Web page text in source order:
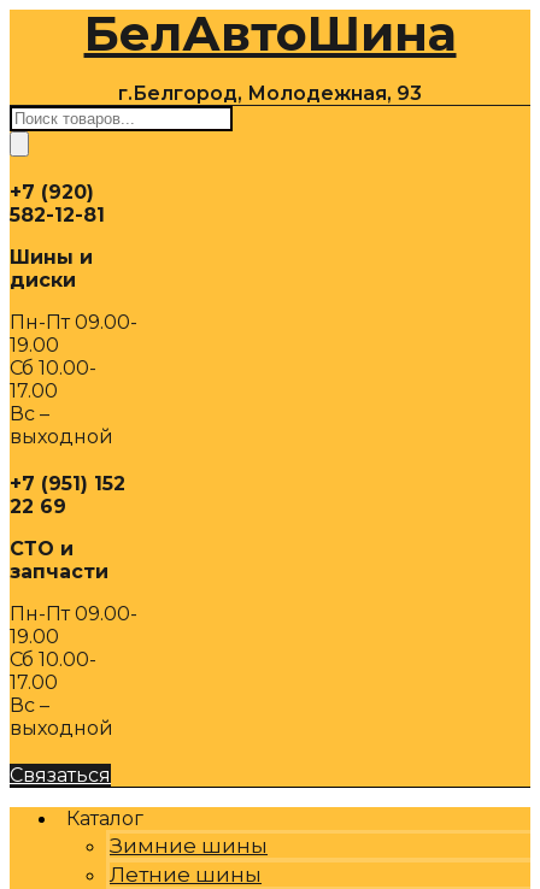
содержимомуБелАвтоШина
г.Белгород, Молодежная, 93
Поиск
товаров
+7 (920)
582-12-81
Шины и
диски
Пн-Пт 09.00-
19.00
Сб 10.00-
17.00
Вс –
выходной
+7 (951) 152
22 69
СТО и
запчасти
Пн-Пт 09.00-
19.00
Сб 10.00-
17.00
Вс –
выходной
Связаться
Каталог
Зимние шины
Летние шины